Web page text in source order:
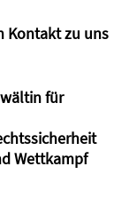
Kontakt zu uns
für
Wettkampf